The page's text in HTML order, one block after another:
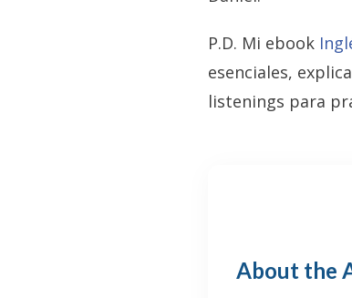
P.D. Mi ebook
esenciales,
listenings para
About the